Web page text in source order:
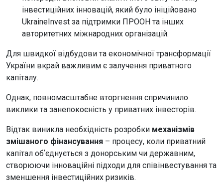
інвестиційних інновацій, який було ініційовано
UkraineInvest за підтримки ПРООН та інших
авторитетних міжнародних організацій.
Для швидкої відбудови та економічної трансформації
України вкрай важливим є залучення приватного
капіталу.
Однак, повномасштабне вторгнення спричинило
виклики та занепокоєність у приватних інвесторів.
Відтак виникла необхідність розробки механізмів
змішаного фінансування – процесу, коли приватний
капітал обʼєднується з донорським чи державним,
створюючи інноваційні підходи для співінвестування та
зменшення інвестиційних ризиків.